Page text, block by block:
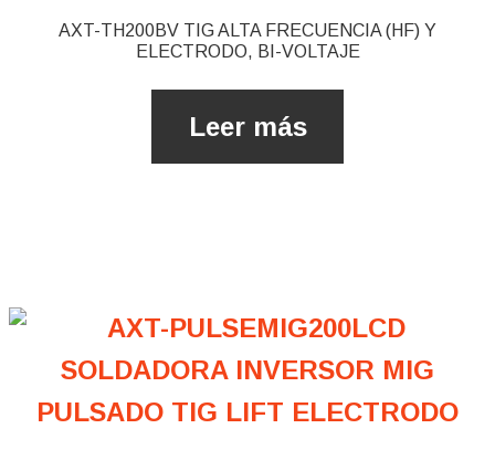
AXT-TH200BV TIG ALTA FRECUENCIA (HF) ​Y
ELECTRODO, BI-VOLTAJE
Leer más